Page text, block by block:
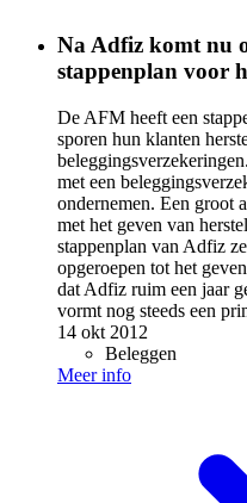
Na Adfiz komt nu
stappenplan voor
De AFM heeft een
sporen hun klanten
met een
ondernemen. Een groot
met het geven van
stappenplan van Adfiz
opgeroepen tot het
dat Adfiz ruim een jaar
vormt nog steeds een
14 okt 2012
Beleggen
Meer info